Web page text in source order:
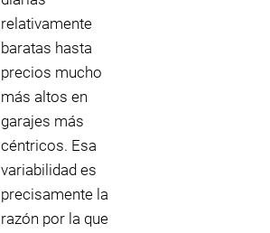
relativamente
baratas hasta
precios mucho
más altos en
garajes más
céntricos. Esa
variabilidad es
precisamente la
razón por la que